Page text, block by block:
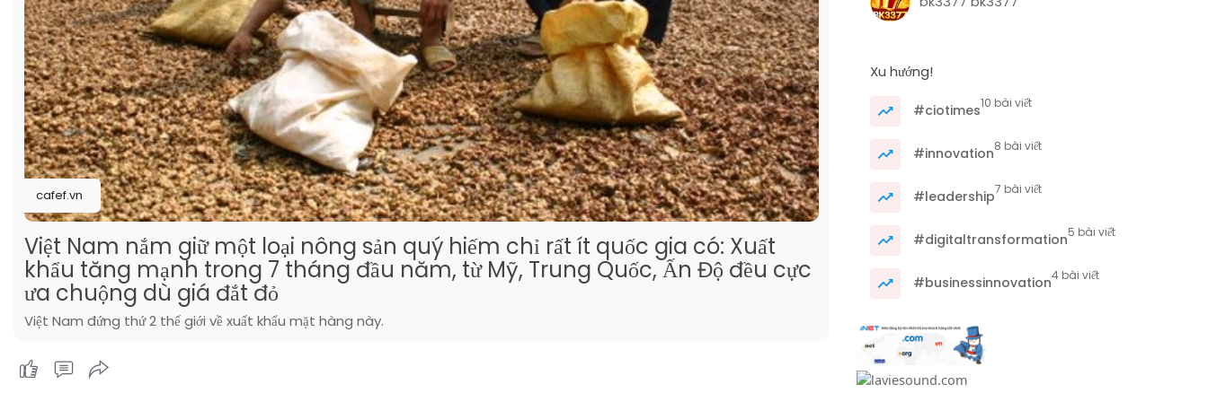
cafef.vn
Việt Nam nắm giữ một loại nông sản quý hiếm chỉ rất ít quốc gia có: Xuất
khẩu tăng mạnh trong 7 tháng đầu năm, từ Mỹ, Trung Quốc, Ấn Độ đều cực
ưa chuộng dù giá đắt đỏ
Việt Nam đứng thứ 2 thế giới về xuất khẩu mặt hàng này.
Xu hướng!
#ciotimes10 bài viết
#innovation8 bài viết
#leadership7 bài viết
#digitaltransformation5 bài viết
#businessinnovation4 bài viết